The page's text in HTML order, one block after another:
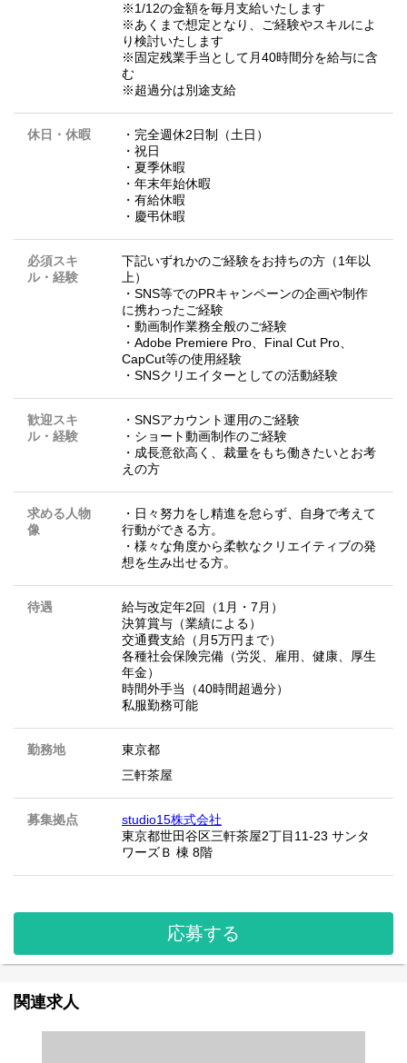
※1/12の金額を毎月支給いたします
※あくまで想定となり、ご経験やスキルによ
り検討いたします
※固定残業手当として月40時間分を給与に含
む
※超過分は別途支給
休日・休暇
・完全週休2日制（土日）
・祝日
・夏季休暇
・年末年始休暇
・有給休暇
・慶弔休暇
必須スキ
ル・経験
下記いずれかのご経験をお持ちの方（1年以
上）
・SNS等でのPRキャンペーンの企画や制作
に携わったご経験
・動画制作業務全般のご経験
・Adobe Premiere Pro、Final Cut Pro、
CapCut等の使用経験
・SNSクリエイターとしての活動経験
歓迎スキ
ル・経験
・SNSアカウント運用のご経験
・ショート動画制作のご経験
・成長意欲高く、裁量をもち働きたいとお考
えの方
求める人物
像
・日々努力をし精進を怠らず、自身で考えて
行動ができる方。
・様々な角度から柔軟なクリエイティブの発
想を生み出せる方。
待遇
給与改定年2回（1月・7月）
決算賞与（業績による）
交通費支給（月5万円まで）
各種社会保険完備（労災、雇用、健康、厚生
年金）
時間外手当（40時間超過分）
私服勤務可能
勤務地
東京都
三軒茶屋
募集拠点
studio15株式会社
東京都世田谷区三軒茶屋2丁目11-23 サンタ
ワーズＢ 棟 8階
応募する
関連求人